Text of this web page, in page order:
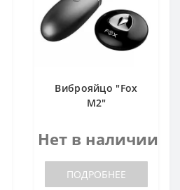
Виброяйцо "Fox
M2"
Нет в наличии
ПОДРОБНЕЕ